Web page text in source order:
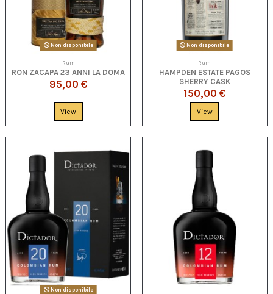
Non disponibile
Rum
RON ZACAPA 23 ANNI LA DOMA
95,00 €
View
Non disponibile
Rum
HAMPDEN ESTATE PAGOS
SHERRY CASK
150,00 €
View
Non disponibile